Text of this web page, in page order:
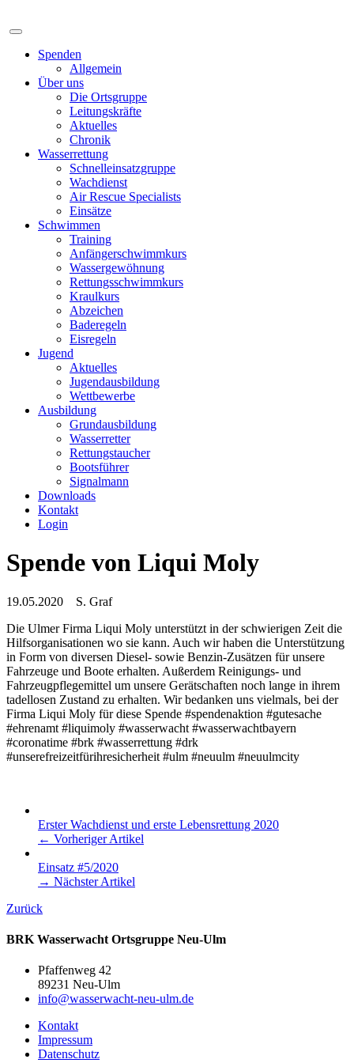
Spenden
Allgemein
Über uns
Die Ortsgruppe
Leitungskräfte
Aktuelles
Chronik
Wasserrettung
Schnelleinsatzgruppe
Wachdienst
Air Rescue Specialists
Einsätze
Schwimmen
Training
Anfängerschwimmkurs
Wassergewöhnung
Rettungsschwimmkurs
Kraulkurs
Abzeichen
Baderegeln
Eisregeln
Jugend
Aktuelles
Jugendausbildung
Wettbewerbe
Ausbildung
Grundausbildung
Wasserretter
Rettungstaucher
Bootsführer
Signalmann
Downloads
Kontakt
Login
Spende von Liqui Moly
19.05.2020
S. Graf
Die Ulmer Firma Liqui Moly unterstützt in der schwierigen Zeit die
Hilfsorganisationen wo sie kann. Auch wir haben die Unterstützung
in Form von diversen Diesel- sowie Benzin-Zusätzen für unsere
Fahrzeuge und Boote erhalten. Außerdem Reinigungs- und
Fahrzeugpflegemittel um unsere Gerätschaften noch lange in ihrem
tadellosen Zustand zu erhalten. Wir bedanken uns vielmals, bei der
Firma Liqui Moly für diese Spende #spendenaktion #gutesache
#ehrenamt #liquimoly #wasserwacht #wasserwachtbayern
#coronatime #brk #wasserrettung #drk
#unserefreizeitfürihresicherheit #ulm #neuulm #neuulmcity
Erster Wachdienst und erste Lebensrettung 2020
← Vorheriger Artikel
Einsatz #5/2020
→ Nächster Artikel
Zurück
BRK Wasserwacht Ortsgruppe Neu-Ulm
Pfaffenweg 42
89231 Neu-Ulm
info@wasserwacht-neu-ulm.de
Kontakt
Impressum
Datenschutz